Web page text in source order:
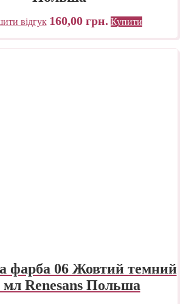
відгук 160,00 грн. Купити
фарба 06 Жовтий темний
мл Renesans Польша